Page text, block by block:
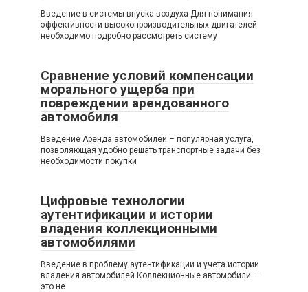
Введение в системы впуска воздуха Для понимания
эффективности высокопроизводительных двигателей
необходимо подробно рассмотреть систему
Сравнение условий компенсации
морального ущерба при
повреждении арендованного
автомобиля
Введение Аренда автомобилей – популярная услуга,
позволяющая удобно решать транспортные задачи без
необходимости покупки
Цифровые технологии
аутентификации и истории
владения коллекционными
автомобилями
Введение в проблему аутентификации и учета истории
владения автомобилей Коллекционные автомобили —
это не